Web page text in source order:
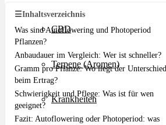
CBD
Terpene (Aromen)
Krankheiten
☰Inhaltsverzeichnis
Was sind Autoflowering und Photoperiod
Pflanzen?
Anbaudauer im Vergleich: Wer ist schneller?
Gramm pro Pflanze: Wo liegt der Unterschied
beim Ertrag?
Schwierigkeit und Pflege: Was ist für wen
geeignet?
Fazit: Autoflowering oder Photoperiod: was